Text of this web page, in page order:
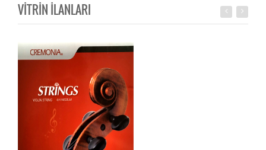
VİTRİN İLANLARI